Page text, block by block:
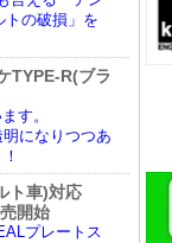
トの破損」を
TYPE-R(ブラ
す。
になりつつあ
ト車)対応
開始
プレートス